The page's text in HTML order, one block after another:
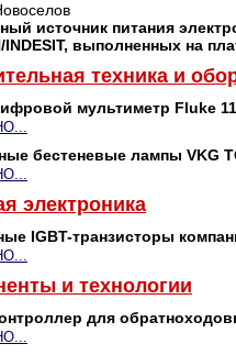
источник питания
INDESIT, выполненных на
техника и
мультиметр Fluke
бестеневые лампы VKG
электроника
IGBT-транзисторы
и технологии
для